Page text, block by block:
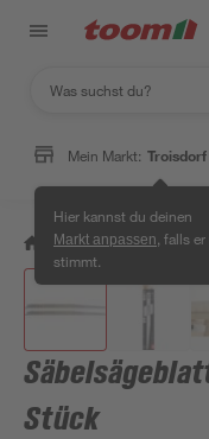
Mein Markt: Troisdorf
Hier kannst du deinen
Markt anpassen , falls
stimmt.
/ Werkstatt &
Stück